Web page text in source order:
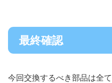
最終確認
今回交換するべき部品は全